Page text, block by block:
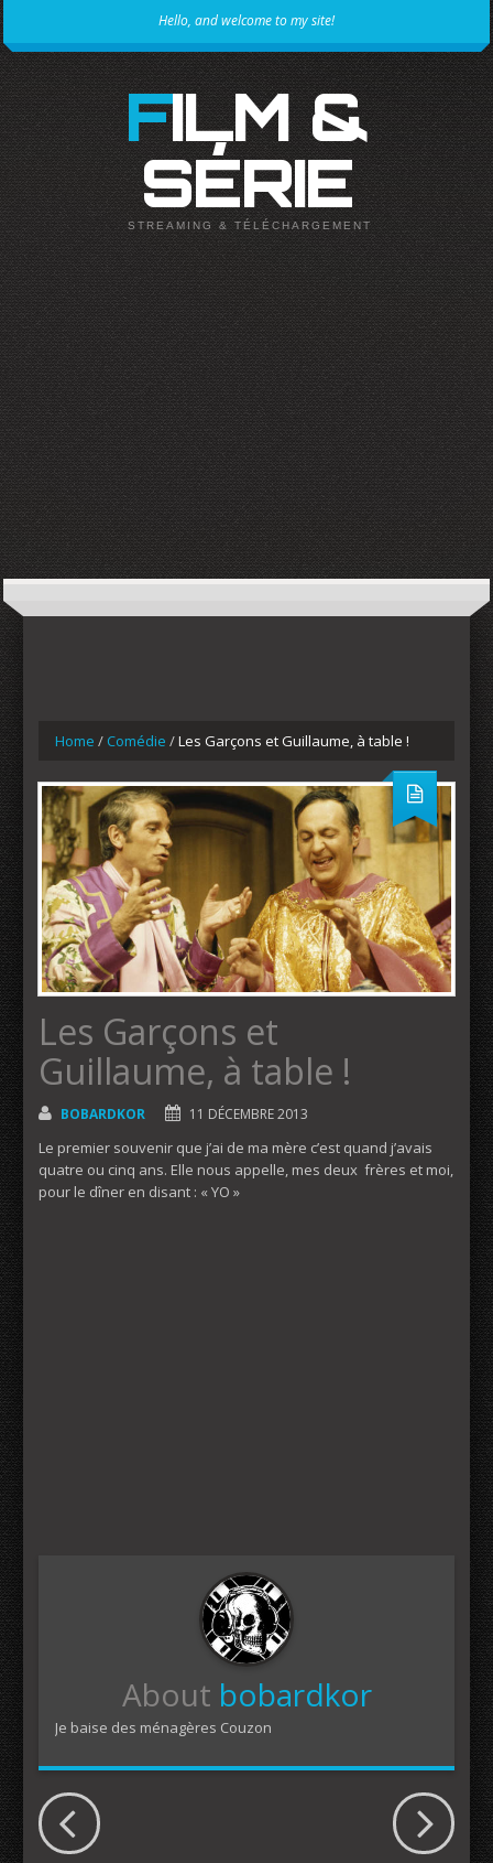
Hello, and welcome to my site!
FILM &
SÉRIE
STREAMING & TÉLÉCHARGEMENT
Home / Comédie /Les Garçons et Guillaume, à table !
Les Garçons et
Guillaume, à table !
BOBARDKOR 11 DÉCEMBRE 2013
Le premier souvenir que j’ai de ma mère c’est quand j’avais
quatre ou cinq ans. Elle nous appelle, mes deux frères et moi,
pour le dîner en disant : « YO »
About bobardkor
Je baise des ménagères Couzon